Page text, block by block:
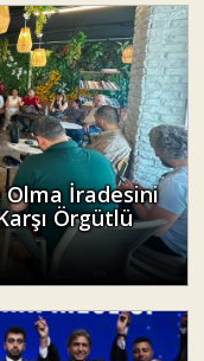
Olma İradesini
Örgütlü